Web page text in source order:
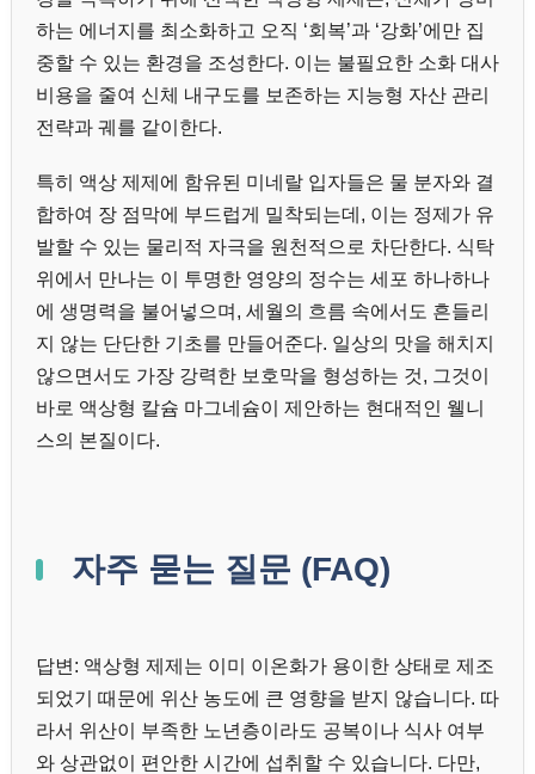
하는 에너지를 최소화하고 오직 ‘회복’과 ‘강화’에만 집
중할 수 있는 환경을 조성한다. 이는 불필요한 소화 대사
비용을 줄여 신체 내구도를 보존하는 지능형 자산 관리
전략과 궤를 같이한다.
특히 액상 제제에 함유된 미네랄 입자들은 물 분자와 결
합하여 장 점막에 부드럽게 밀착되는데, 이는 정제가 유
발할 수 있는 물리적 자극을 원천적으로 차단한다. 식탁
위에서 만나는 이 투명한 영양의 정수는 세포 하나하나
에 생명력을 불어넣으며, 세월의 흐름 속에서도 흔들리
지 않는 단단한 기초를 만들어준다. 일상의 맛을 해치지
않으면서도 가장 강력한 보호막을 형성하는 것, 그것이
바로 액상형 칼슘 마그네슘이 제안하는 현대적인 웰니
스의 본질이다.
자주 묻는 질문 (FAQ)
답변: 액상형 제제는 이미 이온화가 용이한 상태로 제조
되었기 때문에 위산 농도에 큰 영향을 받지 않습니다. 따
라서 위산이 부족한 노년층이라도 공복이나 식사 여부
와 상관없이 편안한 시간에 섭취할 수 있습니다. 다만,